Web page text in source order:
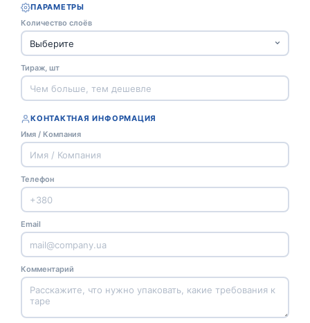
ПАРАМЕТРЫ
Количество слоёв
Тираж, шт
КОНТАКТНАЯ ИНФОРМАЦИЯ
Имя / Компания
Телефон
Email
Комментарий